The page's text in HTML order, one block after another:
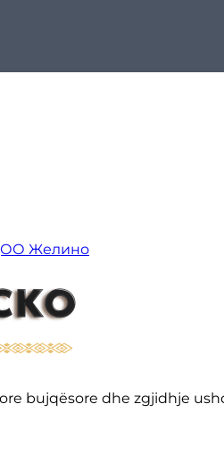
Желино
bujqësore dhe zgjidhje